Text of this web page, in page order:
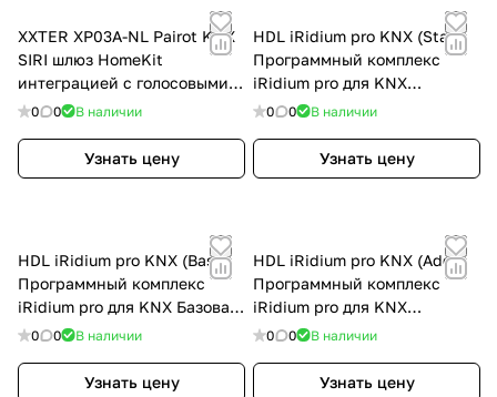
XXTER XP03A-NL Pairot KNX
SIRI шлюз HomeKit
интеграцией с голосовыми
помощниками Apple Siri,
0 0 В наличии
Узнать цену
HDL iRidium pro KNX (Start)
Программный комплекс
iRidium pro для KNX
Стартовая (1 панель)
0 0 В наличии
Узнать цену
HDL iRidium pro KNX (Base)
Программный комплекс
iRidium pro для KNX Базовая
(5 панелей)
0 0 В наличии
Узнать цену
HDL iRidium pro KNX (Add)
Программный комплекс
iRidium pro для KNX
Расширенная (10 панелей)
0 0 В наличии
Узнать цену